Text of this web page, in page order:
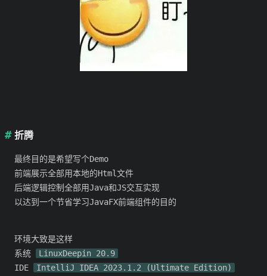
折腾
最终目的是希望写个Demo
前端展示全部用本地的Html文件
后端逻辑控制全部用Java和JS交互实现
以达到一个节省学习JavaFX前端组件的目的
环境大致是这样
系统
LinuxDeepin 20.9
IDE
IntelliJ IDEA 2023.1.2 (Ultimate Edition)